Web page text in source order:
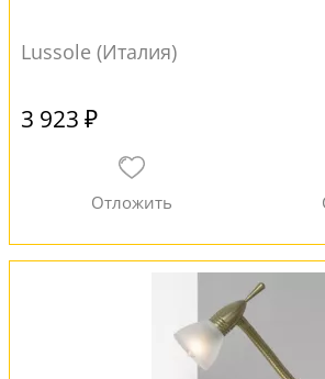
Lussole (Италия)
3 923 ₽